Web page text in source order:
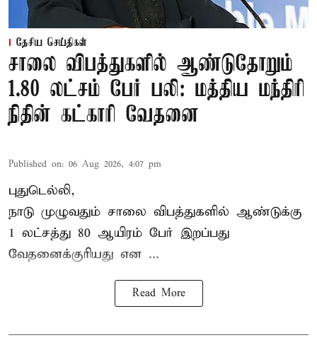
தேசிய செய்திகள்
சாலை விபத்துகளில் ஆண்டுதோறும்
1.80 லட்சம் பேர் பலி: மத்திய மந்திரி
நிதின் கட்காரி வேதனை
Published on: 06 Aug 2026, 4:07 pm
புதுடெல்லி,
நாடு முழுவதும் சாலை விபத்துகளில் ஆண்டுக்கு
1 லட்சத்து 80 ஆயிரம் பேர் இறப்பது
வேதனைக்குரியது என ...
Read More